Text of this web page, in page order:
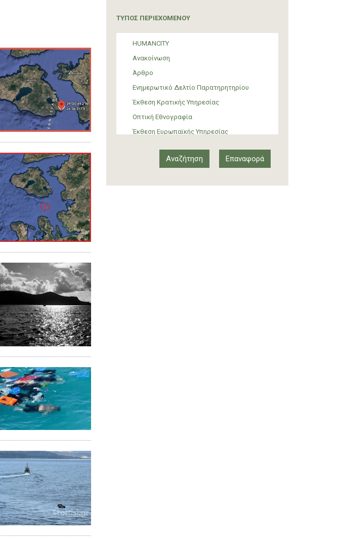
ΜΜΕ
Θεσμικές ρυθμίσεις
Υποστήριξη Προσφύγων και Μεταναστών
Υλικός πολιτισμός
Τέχνη
ΤΥΠΟΣ ΠΕΡΙΕΧΟΜΕΝΟΥ
HUMANCITY
Ανακοίνωση
Άρθρο
Ενημερωτικό Δελτίο Παρατηρητηρίου
Έκθεση Κρατικής Υπηρεσίας
Οπτική Εθνογραφία
Έκθεση Ευρωπαϊκής Υπηρεσίας
Έκθεση διεθνούς οργανισμού